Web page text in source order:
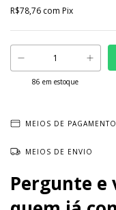
R$78,76 com Pix
86 em estoque
MEIOS DE PAGAMENTO
MEIOS DE ENVIO
Pergunte e